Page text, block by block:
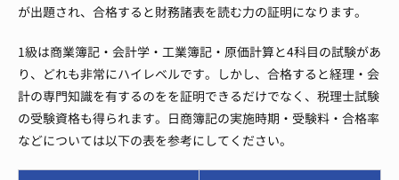
が出題され、合格すると財務諸表を読む力の証明になります。
1級は商業簿記・会計学・工業簿記・原価計算と4科目の試験があ
り、どれも非常にハイレベルです。しかし、合格すると経理・会
計の専門知識を有するのをを証明できるだけでなく、税理士試験
の受験資格も得られます。日商簿記の実施時期・受験料・合格率
などについては以下の表を参考にしてください。